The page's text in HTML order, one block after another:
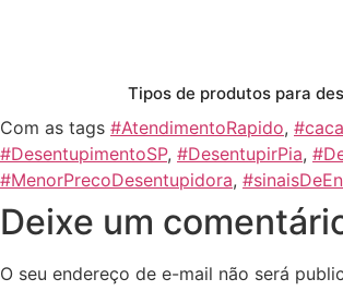
Tipos de produtos para
Com as tags #AtendimentoRapido,
#DesentupimentoSP, #DesentupirPia,
#MenorPrecoDesentupidora,
Deixe um
O seu endereço de e-mail não será